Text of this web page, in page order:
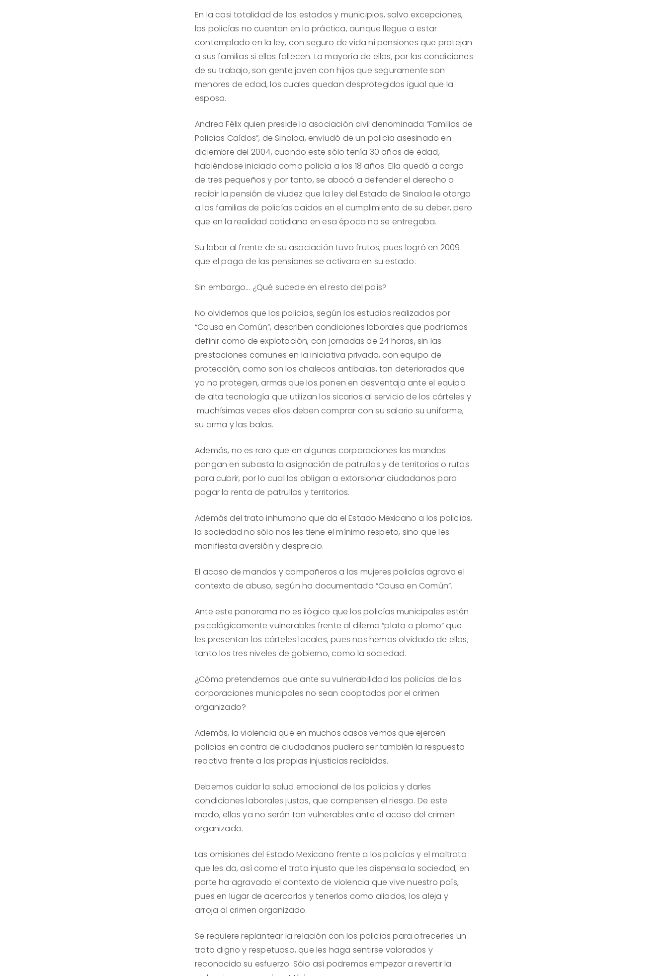
En la casi totalidad de los estados y municipios, salvo excepciones,
los policías no cuentan en la práctica, aunque llegue a estar
contemplado en la ley, con seguro de vida ni pensiones que protejan
a sus familias si ellos fallecen. La mayoría de ellos, por las condiciones
de su trabajo, son gente joven con hijos que seguramente son
menores de edad, los cuales quedan desprotegidos igual que la
esposa.
Andrea Félix quien preside la asociación civil denominada “Familias de
Policías Caídos”, de Sinaloa, enviudó de un policía asesinado en
diciembre del 2004, cuando este sólo tenía 30 años de edad,
habiéndose iniciado como policía a los 18 años. Ella quedó a cargo
de tres pequeños y por tanto, se abocó a defender el derecho a
recibir la pensión de viudez que la ley del Estado de Sinaloa le otorga
a las familias de policías caídos en el cumplimiento de su deber, pero
que en la realidad cotidiana en esa época no se entregaba.
Su labor al frente de su asociación tuvo frutos, pues logró en 2009
que el pago de las pensiones se activara en su estado.
Sin embargo… ¿Qué sucede en el resto del país?
No olvidemos que los policías, según los estudios realizados por
“Causa en Común”, describen condiciones laborales que podríamos
definir como de explotación, con jornadas de 24 horas, sin las
prestaciones comunes en la iniciativa privada, con equipo de
protección, como son los chalecos antibalas, tan deteriorados que
ya no protegen, armas que los ponen en desventaja ante el equipo
de alta tecnología que utilizan los sicarios al servicio de los cárteles y
muchísimas veces ellos deben comprar con su salario su uniforme,
su arma y las balas.
Además, no es raro que en algunas corporaciones los mandos
pongan en subasta la asignación de patrullas y de territorios o rutas
para cubrir, por lo cual los obligan a extorsionar ciudadanos para
pagar la renta de patrullas y territorios.
Además del trato inhumano que da el Estado Mexicano a los policías,
la sociedad no sólo nos les tiene el mínimo respeto, sino que les
manifiesta aversión y desprecio.
El acoso de mandos y compañeros a las mujeres policías agrava el
contexto de abuso, según ha documentado “Causa en Común”.
Ante este panorama no es ilógico que los policías municipales estén
psicológicamente vulnerables frente al dilema “plata o plomo” que
les presentan los cárteles locales, pues nos hemos olvidado de ellos,
tanto los tres niveles de gobierno, como la sociedad.
¿Cómo pretendemos que ante su vulnerabilidad los policías de las
corporaciones municipales no sean cooptados por el crimen
organizado?
Además, la violencia que en muchos casos vemos que ejercen
policías en contra de ciudadanos pudiera ser también la respuesta
reactiva frente a las propias injusticias recibidas.
Debemos cuidar la salud emocional de los policías y darles
condiciones laborales justas, que compensen el riesgo. De este
modo, ellos ya no serán tan vulnerables ante el acoso del crimen
organizado.
Las omisiones del Estado Mexicano frente a los policías y el maltrato
que les da, así como el trato injusto que les dispensa la sociedad, en
parte ha agravado el contexto de violencia que vive nuestro país,
pues en lugar de acercarlos y tenerlos como aliados, los aleja y
arroja al crimen organizado.
Se requiere replantear la relación con los policías para ofrecerles un
trato digno y respetuoso, que les haga sentirse valorados y
reconocido su esfuerzo. Sólo así podremos empezar a revertir la